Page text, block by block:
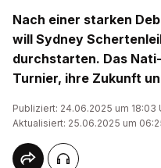
Nach einer starken
will Sydney
durchstarten. Das
Turnier, ihre Zukunft
Publiziert: 24.06.2025 um 18:03
Aktualisiert: 25.06.2025 um